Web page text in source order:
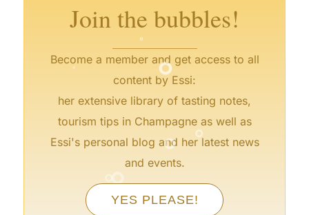
Join the bubbles!
Become a member and get access to all
content by Essi:
her extensive library of tasting notes,
tourism tips in Champagne as well as
Essi's personal blog and her latest news
and events.
YES PLEASE!
°
°
°
°
°
° °